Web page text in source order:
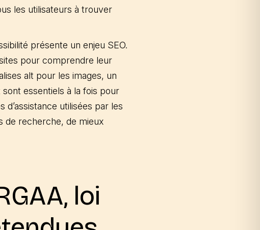
les utilisateurs à trouver
présente un enjeu SEO.
pour comprendre leur
alt pour les images, un
essentiels à la fois pour
utilisées par les
de recherche, de mieux
loi